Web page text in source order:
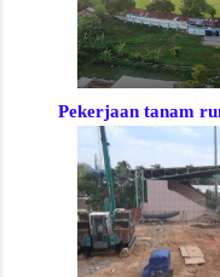
Pekerjaan tanam